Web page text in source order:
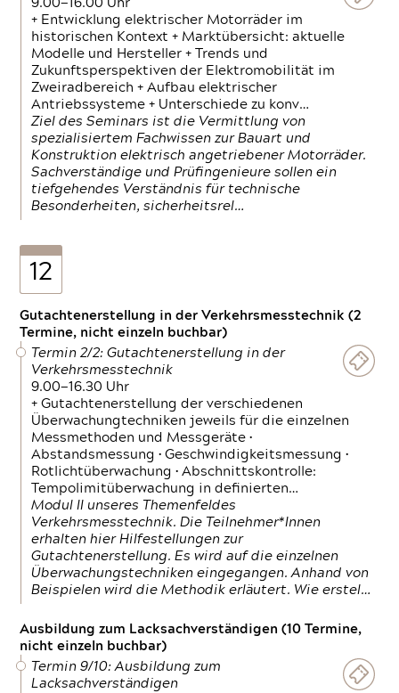
9.00—16.00 Uhr
+ Entwicklung elektrischer Motorräder im
historischen Kontext + Marktübersicht: aktuelle
Modelle und Hersteller + Trends und
Zukunftsperspektiven der Elektromobilität im
Zweiradbereich + Aufbau elektrischer
Antriebssysteme + Unterschiede zu konv…
Ziel des Seminars ist die Vermittlung von
spezialisiertem Fachwissen zur Bauart und
Konstruktion elektrisch angetriebener Motorräder.
Sachverständige und Prüfingenieure sollen ein
tiefgehendes Verständnis für technische
Besonderheiten, sicherheitsrel…
12
Gutachtenerstellung in der Verkehrsmesstechnik (2
Termine, nicht einzeln buchbar)
Termin 2/2: Gutachtenerstellung in der
Verkehrsmesstechnik
9.00—16.30 Uhr
+ Gutachtenerstellung der verschiedenen
Überwachungtechniken jeweils für die einzelnen
Messmethoden und Messgeräte •
Abstandsmessung • Geschwindigkeitsmessung •
Rotlichtüberwachung • Abschnittskontrolle:
Tempolimitüberwachung in definierten…
Modul II unseres Themenfeldes
Verkehrsmesstechnik. Die Teilnehmer*Innen
erhalten hier Hilfestellungen zur
Gutachtenerstellung. Es wird auf die einzelnen
Überwachungstechniken eingegangen. Anhand von
Beispielen wird die Methodik erläutert. Wie erstel…
Ausbildung zum Lacksachverständigen (10 Termine,
nicht einzeln buchbar)
Termin 9/10: Ausbildung zum
Lacksachverständigen